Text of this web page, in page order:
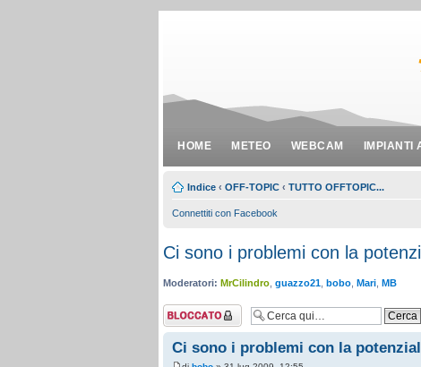
HOME METEO WEBCAM IMPIANTI
Indice ‹ OFF-TOPIC ‹ TUTTO OFFTOPIC...
Connettiti con Facebook
Ci sono i problemi con la
Moderatori: MrCilindro guazzo21 bobo Mari MB
Argomento
bloccato
Ci sono i problemi con la